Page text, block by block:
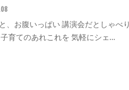
、お腹いっぱい 講演会だとしゃべ
育てのあれこれを 気軽にシェ…